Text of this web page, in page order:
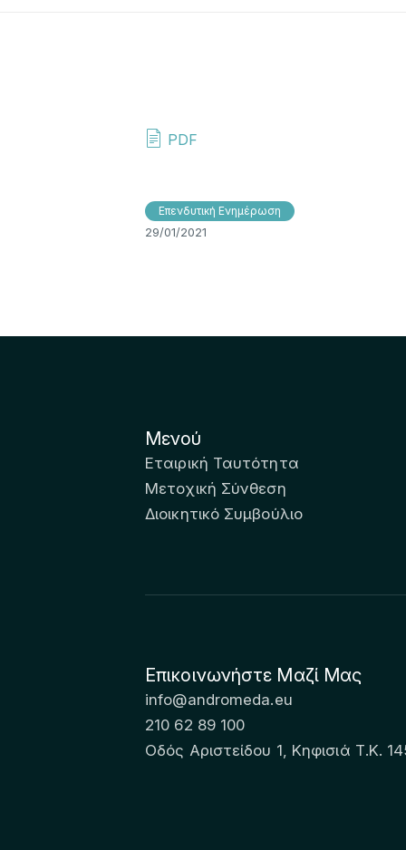
PDF
Επενδυτική Ενημέρωση
29/01/2021
Μενού
Εταιρική Ταυτότητα
Μετοχική Σύνθεση
Διοικητικό Συμβούλιο
Επικοινωνήστε Μαζί Μας
info@andromeda.eu
210 62 89 100
Οδός Αριστείδου 1, Κηφισιά Τ.Κ.